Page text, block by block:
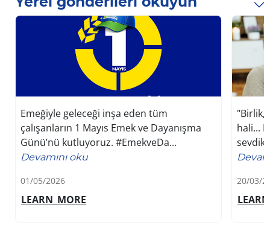
Emeğiyle geleceği inşa eden tüm
çalışanların 1 Mayıs Emek ve Dayanışma
Günü’nü kutluyoruz. #EmekveDa...
Devamını oku
01/05/2026
LEARN_MORE
"Birlik,
hali...
20/03/